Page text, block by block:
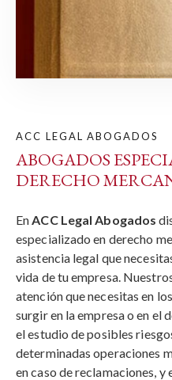
ACC LEGAL ABOGADOS
ABOGADOS
DERECHO
En ACC Legal Abogados
especializado en derecho
asistencia legal que
vida de tu empresa.
atención que necesitas en
surgir en la empresa o en el
el estudio de posibles
determinadas operaciones
en caso de reclamaciones, y